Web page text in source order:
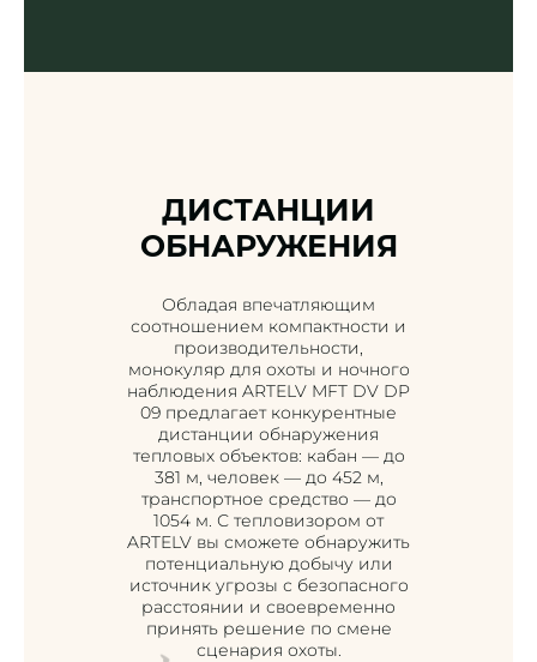
ДИСТАНЦИИ
ОБНАРУЖЕНИЯ
Обладая впечатляющим
соотношением компактности и
производительности,
монокуляр для охоты и ночного
наблюдения ARTELV MFT DV DP
09 предлагает конкурентные
дистанции обнаружения
тепловых объектов: кабан — до
381 м, человек — до 452 м,
транспортное средство — до
1054 м. С тепловизором от
ARTELV вы сможете обнаружить
потенциальную добычу или
источник угрозы с безопасного
расстоянии и своевременно
принять решение по смене
сценария охоты.